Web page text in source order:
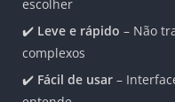
escolher
✔️ Leve e rápido – Não
complexos
✔️ Fácil de usar –